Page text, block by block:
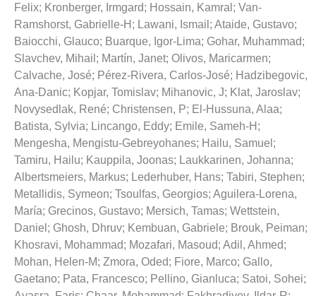
Felix; Kronberger, Irmgard; Hossain, Kamral ; Van-
Ramshorst, Gabrielle-H ; Lawani, Ismail ; Ataide, Gustavo;
Baiocchi, Glauco; Buarque, Igor-Lima; Gohar, Muhammad;
Slavchev, Mihail ; Martín, Janet; Olivos, Maricarmen;
Calvache, José; Pérez-Rivera, Carlos-José; Hadzibegovic,
Ana-Danic; Kopjar, Tomislav; Mihanovic, J; Klat, Jaroslav;
Novysedlak, René; Christensen, P; El-Hussuna, Alaa;
Batista, Sylvia; Lincango, Eddy; Emile, Sameh-H ;
Mengesha, Mengistu-Gebreyohanes; Hailu, Samuel ;
Tamiru, Hailu; Kauppila, Joonas; Laukkarinen, Johanna;
Albertsmeiers, Markus; Lederhuber, Hans; Tabiri, Stephen;
Metallidis, Symeon; Tsoulfas, Georgios; Aguilera-Lorena,
María; Grecinos, Gustavo; Mersich, Tamas; Wettstein,
Daniel ; Ghosh, Dhruv; Kembuan, Gabriele; Brouk, Peiman;
Khosravi, Mohammad; Mozafari, Masoud; Adil, Ahmed;
Mohan, Helen-M; Zmora, Oded; Fiore, Marco; Gallo,
Gaetano; Pata, Francesco; Pellino, Gianluca; Satoi, Sohei;